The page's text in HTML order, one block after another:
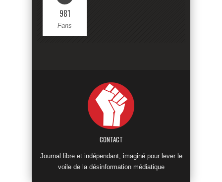
981
Fans
CONTACT
Journal libre et indépendant, imaginé pour lever le
voile de la désinformation médiatique